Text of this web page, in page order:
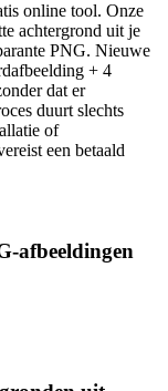
online tool. Onze
achtergrond uit je
PNG. Nieuwe
+ 4
dat er
duurt slechts
of
een betaald
afbeeldingen